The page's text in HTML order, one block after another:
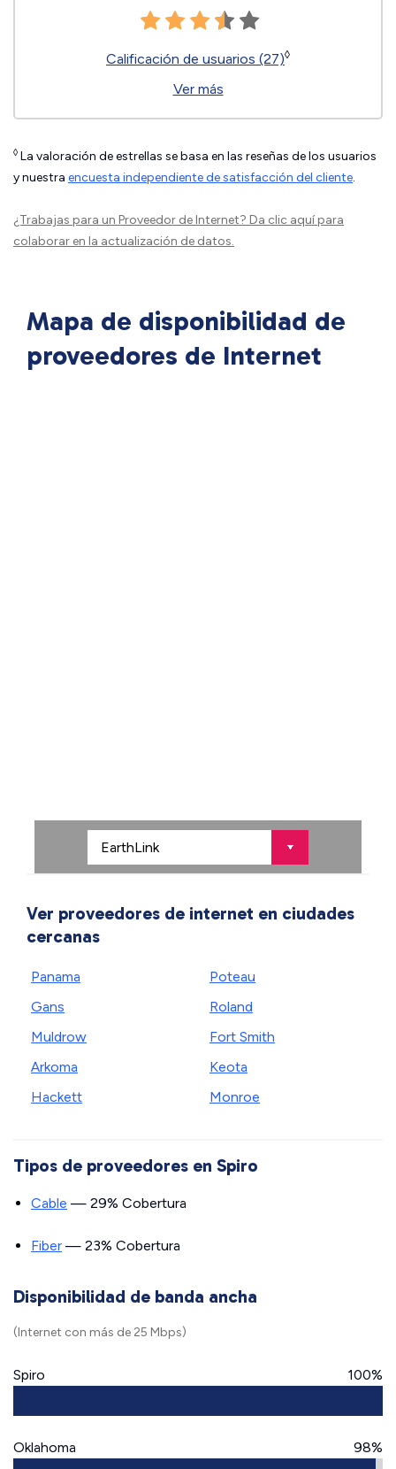
Calificación de usuarios (27)◊
Ver más
◊ La valoración de estrellas se basa en las reseñas de los usuarios
y nuestra encuesta independiente de satisfacción del cliente.
¿Trabajas para un Proveedor de Internet? Da clic aquípara
colaborar en la actualización de datos.
Mapa de disponibilidad de
proveedores de Internet
Ver proveedores de internet en ciudades
cercanas
Panama
Gans
Muldrow
Arkoma
Hackett
Poteau
Roland
Fort Smith
Keota
Monroe
Tipos de proveedores en Spiro
Cable — 29% Cobertura
Fiber — 23% Cobertura
Disponibilidad de banda ancha
(Internet con más de 25 Mbps)
Spiro 100%
Oklahoma 98%